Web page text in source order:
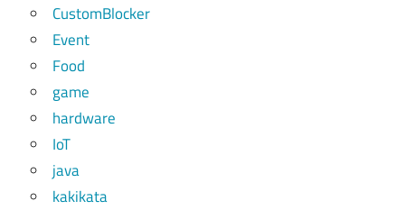
CustomBlocker
Event
Food
game
hardware
IoT
java
kakikata